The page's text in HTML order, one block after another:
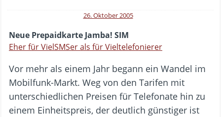
26. Oktober 2005
Neue Prepaidkarte Jamba! SIM
Eher für VielSMSer als für Vieltelefonierer
Vor mehr als einem Jahr begann ein Wandel im
Mobilfunk-Markt. Weg von den Tarifen mit
unterschiedlichen Preisen für Telefonate hin zu
einem Einheitspreis, der deutlich günstiger ist